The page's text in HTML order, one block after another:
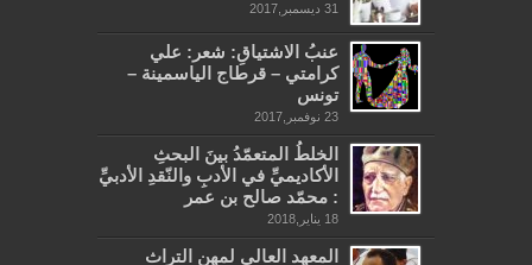
31 ديسمبر,2017
عنبُ الاشتياقِ: شعر: علي
كرامتي – قرطاج الياسمينة –
تونس
23 نوفمبر,2017
الخلطُ المتعمّدُ بينَ البحثِ
الأكاديميِّ في الأدبِ والنّقدِ الأدبيِّ
: محمّد صالح بن عمر
18 يناير,2018
المعهد العالي لمهن التراث